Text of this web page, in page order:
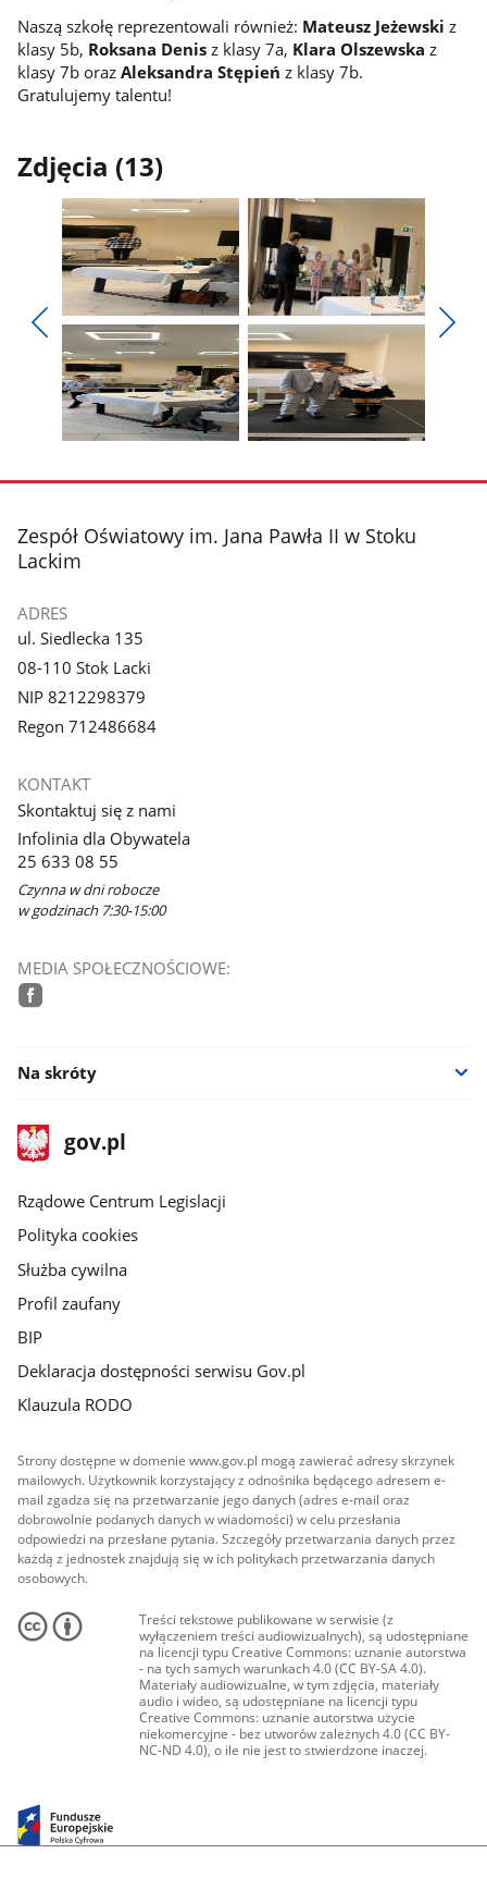
Naszą szkołę reprezentowali również: Mateusz Jeżewski z
klasy 5b, Roksana Denisz klasy 7a, Klara Olszewska z
klasy 7b oraz Aleksandra Stępień z klasy 7b.
Gratulujemy talentu!
Zdjęcia (13)
Pokaż
poprzednie
zdjęcia
Pokaż
zdjęcie
1
z
galerii.
Pokaż
zdjęcie
2
z
galerii.
galerii.
galerii.
stopka
Zespół Oświatowy im. Jana Pawła II w Stoku
Lackim
ADRES
ul. Siedlecka 135
08-110 Stok Lacki
NIP 8212298379
Regon 712486684
KONTAKT
Skontaktuj się z nami
Infolinia dla Obywatela
25 633 08 55
Czynna w dni robocze
w godzinach 7:30-15:00
MEDIA SPOŁECZNOŚCIOWE:
Na skróty
stopka
gov.plStrona
gov.pl
Rządowe Centrum Legislacji
Polityka cookies
Służba cywilna
Profil zaufany
BIP
Deklaracja dostępności serwisu Gov.pl
Klauzula RODO
Strony dostępne w domenie www.gov.pl mogą zawierać adresy skrzynek
mailowych. Użytkownik korzystający z odnośnika będącego adresem e-
mail zgadza się na przetwarzanie jego danych (adres e-mail oraz
dobrowolnie podanych danych w wiadomości) w celu przesłania
odpowiedzi na przesłane pytania. Szczegóły przetwarzania danych przez
każdą z jednostek znajdują się w ich politykach przetwarzania danych
osobowych.
Treści tekstowe publikowane w serwisie (z
wyłączeniem treści audiowizualnych), są udostępniane
na licencji typu Creative Commons: uznanie autorstwa
- na tych samych warunkach 4.0 (CC BY-SA 4.0).
Materiały audiowizualne, w tym zdjęcia, materiały
audio i wideo, są udostępniane na licencji typu
Creative Commons: uznanie autorstwa użycie
niekomercyjne - bez utworów zależnych 4.0 (CC BY-
NC-ND 4.0), o ile nie jest to stwierdzone inaczej.